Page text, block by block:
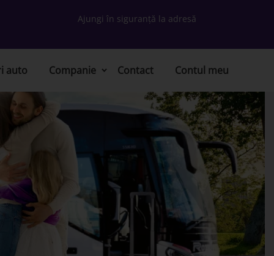
Ajungi în siguranță la adresă
auto Companie Contact Contul meu